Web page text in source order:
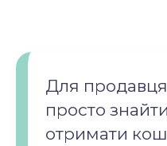
Для
просто
отримати